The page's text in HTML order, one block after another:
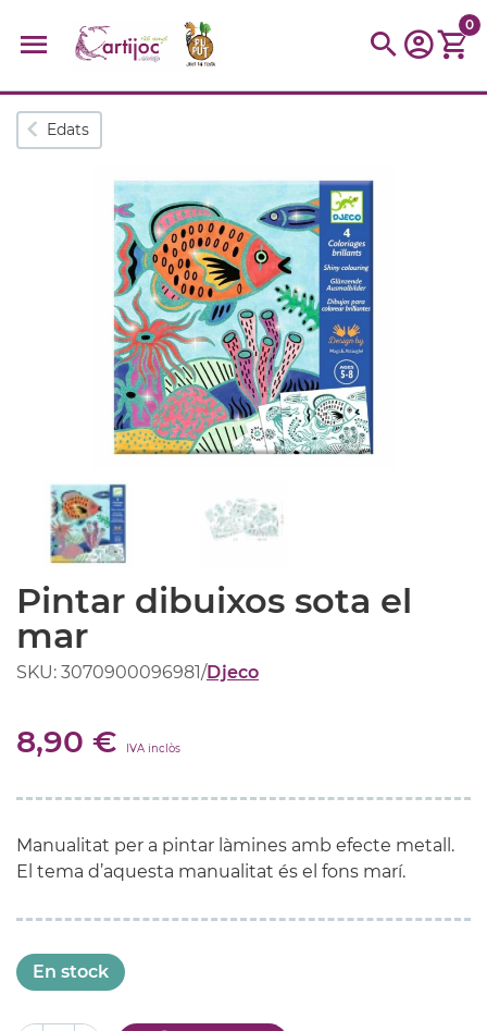
Cerques populars
parquing tinkering kit
Cuina
0
Edats
Pintar dibuixos sota el
mar
SKU: 3070900096981/Djeco
8,90 € IVA inclòs
Manualitat per a pintar làmines amb efecte metall.
El tema d’aquesta manualitat és el fons marí.
En stock